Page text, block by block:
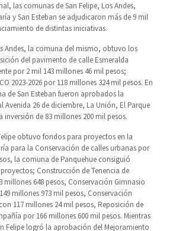
las comunas de San Felipe, Los Andes,
y San Esteban se adjudicaron más de 9 mil
de distintas iniciativas.
Andes, la comuna del mismo, obtuvo los
del pavimento de calle Esmeralda
por 2 mil 143 millones 46 mil pesos;
2023-2026 por 118 millones 324 mil pesos. En
de San Esteban fueron aprobados la
Avenida 26 de diciembre, La Unión, El Parque
inversión de 83 millones 200 mil pesos.
obtuvo fondos para proyectos en la
para la Conservación de calles urbanas por
la comuna de Panquehue consiguió
Construcción de Tenencia de
millones 648 pesos, Conservación Gimnasio
millones 973 mil pesos, Conservación
117 millones 24 mil pesos, Reposición de
por 166 millones 600 mil pesos. Mientras
Felipe logró la aprobación del Mejoramiento